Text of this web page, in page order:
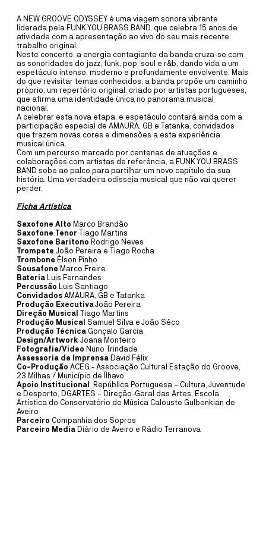
A NEW GROOVE ODYSSEY é uma viagem sonora vibrante
liderada pela FUNK YOU BRASS BAND, que celebra 15 anos de
atividade com a apresentação ao vivo do seu mais recente
trabalho original.
Neste concerto, a energia contagiante da banda cruza-se com
as sonoridades do jazz, funk, pop, soul e r&b, dando vida a um
espetáculo intenso, moderno e profundamente envolvente. Mais
do que revisitar temas conhecidos, a banda propõe um caminho
próprio: um repertório original, criado por artistas portugueses,
que afirma uma identidade única no panorama musical
nacional.
A celebrar esta nova etapa, e espetáculo contará ainda com a
participação especial de AMAURA, GB e Tatanka, convidados
que trazem novas cores e dimensões a esta experiência
musical única.
Com um percurso marcado por centenas de atuações e
colaborações com artistas de referência, a FUNK YOU BRASS
BAND sobe ao palco para partilhar um novo capítulo da sua
história. Uma verdadeira odisseia musical que não vai querer
perder.
Ficha Artística
Saxofone Alto Marco Brandão
Saxofone Tenor
Tiago Martins
Saxofone Barítono Rodrigo Neves
TrompeteJoão Pereira e Tiago Rocha
Trombone Élson Pinho
Sousafone Marco Freire
Bateria Luis Fernandes
Percussão Luis Santiago
Convidados AMAURA, GB e Tatanka
Produção ExecutivaJoão Pereira
Direção Musical
Tiago Martins
Produção Musical
Samuel Silva e João Sêco
Produção Técnica Gonçalo Garcia
Design/ArtworkJoana Monteiro
Fotografia/Vídeo Nuno Trindade
Assessoria de Imprensa David Félix
Co-Produção ACEG - Associação Cultural Estação do Groove,
23 Milhas / Município de Ílhavo
Apoio Institucional
República Portuguesa – Cultura, Juventude
e Desporto, DGARTES – Direção-Geral das Artes, Escola
Artística do Conservatório de Música Calouste Gulbenkian de
Aveiro
Parceiro Companhia dos Sopros
Parceiro Media Diário de Aveiro e Rádio Terranova
residentes do território da Ria de Aveiro – da Barra, da Costa Nova e
de Ílhavo.
MAIS
CAIS CRIATIVO
DANÇA
CRIAÇÃO COMPANHIA
DANÇA 2026
COM RUI HORTA
Este é o primeiro momento de residência dos participantes desta
deste ano: Rui Horta.
PLANTEIA
OFICINA
19 JUL
OFICINA DE PINTURA COM
ELEMENTOS NATURAIS
PLANTEIA EM FAMÍLIA
O Planteia está repleto de cores, formas e texturas escondidas à
espera de serem descobertas. A partir de um percurso de
exploração pelo jardim, recolhem-se elementos naturais para pintar.